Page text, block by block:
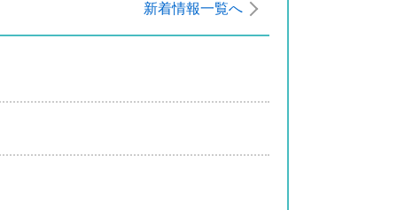
新着情報一覧へ